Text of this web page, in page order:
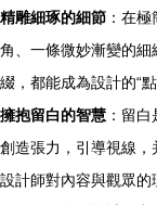
精雕細琢的細節 ：在
角、一條微妙漸變的
綴，都能成為設計的“
擁抱留白的智慧 ：留
創造張力，引導視線
設計師對內容與觀眾的